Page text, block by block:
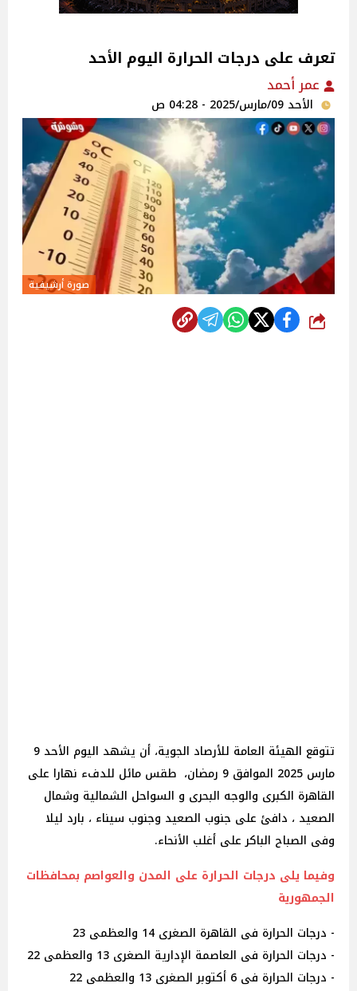
تعرف على درجات الحرارة اليوم الأحد
عمر أحمد
الأحد 09/مارس/2025 - 04:28 ص
صورة أرشيفية
شارك
تتوقع الهيئة العامة للأرصاد الجوية، أن يشهد اليوم الأحد 9
مارس 2025 الموافق 9 رمضان، طقس مائل للدفء نهارا على
القاهرة الكبرى والوجه البحرى و السواحل الشمالية وشمال
الصعيد ، دافئ على جنوب الصعيد وجنوب سيناء ، بارد ليلا
وفى الصباح الباكر على أغلب الأنحاء.
وفيما يلى درجات الحرارة على المدن والعواصم بمحافظات
الجمهورية
- درجات الحرارة فى القاهرة الصغرى 14 والعظمى 23
- درجات الحرارة فى العاصمة الإدارية الصغرى 13 والعظمى 22
- درجات الحرارة فى 6 أكتوبر الصغرى 13 والعظمى 22